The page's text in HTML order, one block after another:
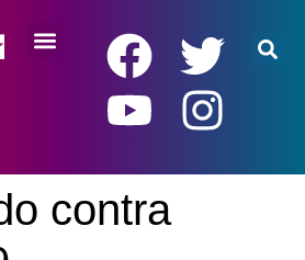
contra